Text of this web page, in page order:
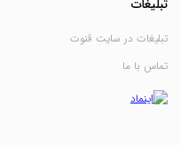
تبلیغات
تبلیغات در سایت قنوت
تماس با ما